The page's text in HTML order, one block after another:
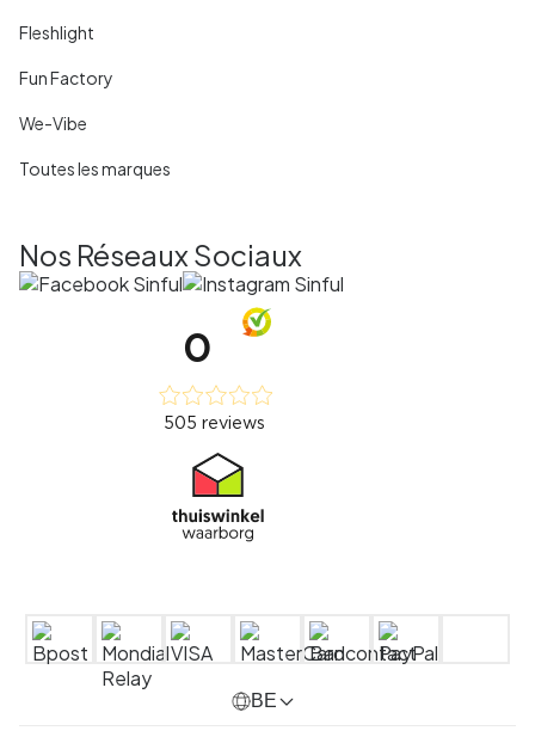
Fleshlight
Fun Factory
We-Vibe
Toutes les marques
Nos Réseaux Sociaux
BE